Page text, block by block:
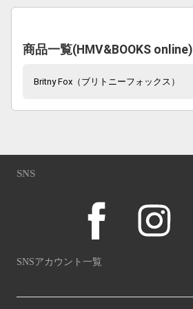
商品一覧(HMV&BOOKS online)
Britny Fox（ブリトニーフォックス）
SNS
SNSアカウント一覧